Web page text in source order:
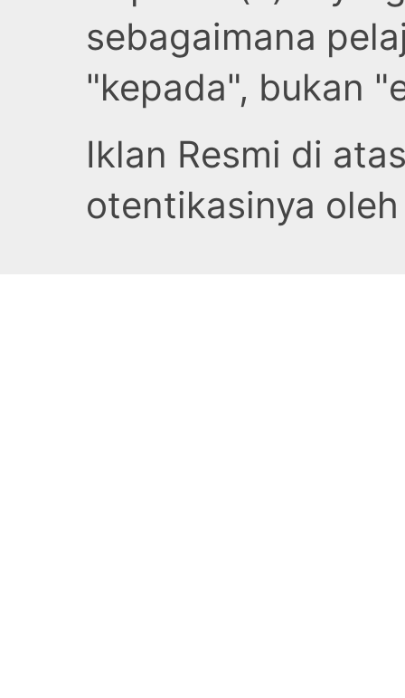
sebagaimana
"kepada", bukan
Iklan Resmi di
otentikasinya